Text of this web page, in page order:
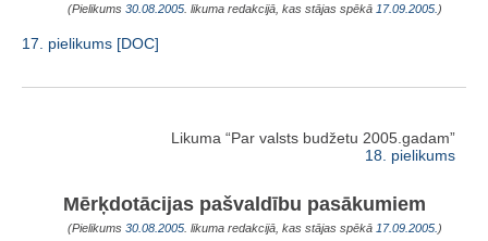
(Pielikums 30.08.2005 . likuma redakcijā, kas stājas spēkā 17.09.2005. )
17. pielikums [DOC]
Likuma “Par valsts budžetu 2005.gadam”
18. pielikums
Mērķdotācijas pašvaldību pasākumiem
(Pielikums 30.08.2005 . likuma redakcijā, kas stājas spēkā 17.09.2005. )